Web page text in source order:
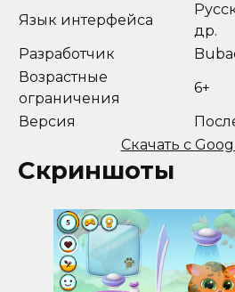
Язык интерфейса
др.
Разработчик
Возрастные
ограничения
6+
Версия
Скачать с
Скриншоты